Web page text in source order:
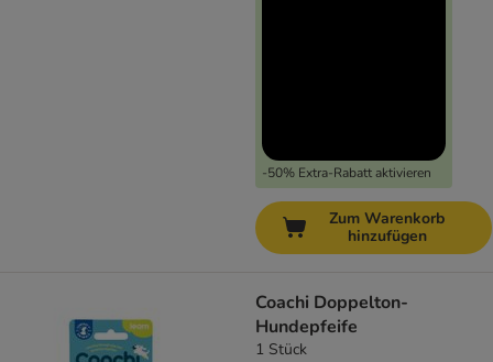
-50% Extra-Rabatt aktivieren
Zum Warenkorb
hinzufügen
Coachi Doppelton-
Hundepfeife
1 Stück